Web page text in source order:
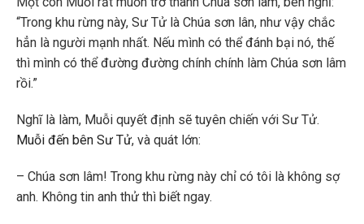
“Trong khu rừng này, Sư Tử là Chúa sơn lân, như vậy chắc
hẳn là người mạnh nhất. Nếu mình có thể đánh bại nó, thế
thì mình có thể đường đường chính chính làm Chúa sơn lâm
rồi.”
Nghĩ là làm, Muỗi quyết định sẽ tuyên chiến với Sư Tử.
Muỗi đến bên Sư Tử, và quát lớn:
– Chúa sơn lâm! Trong khu rừng này chỉ có tôi là không sợ
anh. Không tin anh thử thì biết ngay.